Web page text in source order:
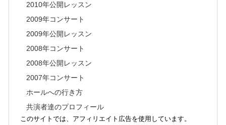
2010年公開レッスン
2009年コンサート
2009年公開レッスン
2008年コンサート
2008年公開レッスン
2007年コンサート
ホールへの行き方
共演者達のプロフィール
このサイトでは、アフィリエイト広告を使用しています。